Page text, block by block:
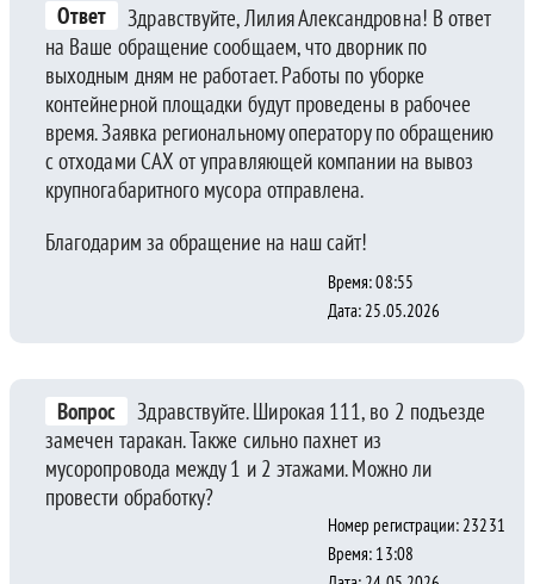
Ответ
Здравствуйте, Лилия Александровна! В ответ
на Ваше обращение сообщаем, что дворник по
выходным дням не работает. Работы по уборке
контейнерной площадки будут проведены в рабочее
время. Заявка региональному оператору по обращению
с отходами САХ от управляющей компании на вывоз
крупногабаритного мусора отправлена.
Благодарим за обращение на наш сайт!
Время: 08:55
Дата: 25.05.2026
Вопрос
Здравствуйте. Широкая 111, во 2 подъезде
замечен таракан. Также сильно пахнет из
мусоропровода между 1 и 2 этажами. Можно ли
провести обработку?
Номер регистрации: 23231
Время: 13:08